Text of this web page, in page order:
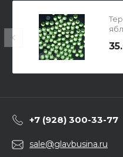
+7 (928) 300-33-77
sale@glavbusina.ru